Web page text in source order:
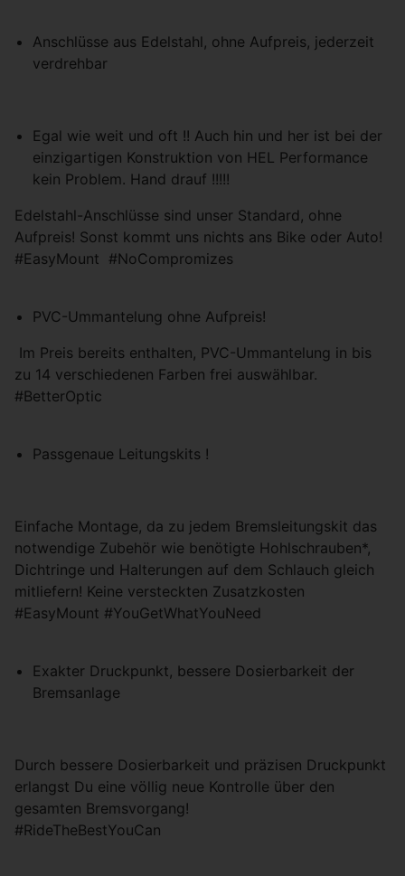
Anschlüsse aus Edelstahl, ohne Aufpreis, jederzeit
verdrehbar
Egal wie weit und oft !! Auch hin und her ist bei der
einzigartigen Konstruktion von HEL Performance
kein Problem. Hand drauf !!!!!
Edelstahl-Anschlüsse sind unser Standard, ohne
Aufpreis! Sonst kommt uns nichts ans Bike oder Auto!
#EasyMount #NoCompromizes
PVC-Ummantelung ohne Aufpreis!
Im Preis bereits enthalten, PVC-Ummantelung in bis
zu 14 verschiedenen Farben frei auswählbar.
#BetterOptic
Passgenaue Leitungskits !
Einfache Montage, da zu jedem Bremsleitungskit das
notwendige Zubehör wie benötigte Hohlschrauben*,
Dichtringe und Halterungen auf dem Schlauch gleich
mitliefern! Keine versteckten Zusatzkosten
#EasyMount #YouGetWhatYouNeed
Exakter Druckpunkt, bessere Dosierbarkeit der
Bremsanlage
Durch bessere Dosierbarkeit und präzisen Druckpunkt
erlangst Du eine völlig neue Kontrolle über den
gesamten Bremsvorgang!
#RideTheBestYouCan